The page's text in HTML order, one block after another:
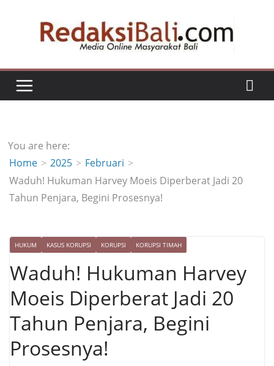
You are here:
Home
2025
Februari
Waduh! Hukuman Harvey Moeis Diperberat Jadi 20
Tahun Penjara, Begini Prosesnya!
HUKUM KASUS KORUPSI KORUPSI KORUPSI TIMAH
Waduh! Hukuman Harvey
Moeis Diperberat Jadi 20
Tahun Penjara, Begini
Prosesnya!